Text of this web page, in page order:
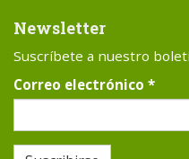
Newsletter
Suscríbete a nuestro
Correo electrónico *